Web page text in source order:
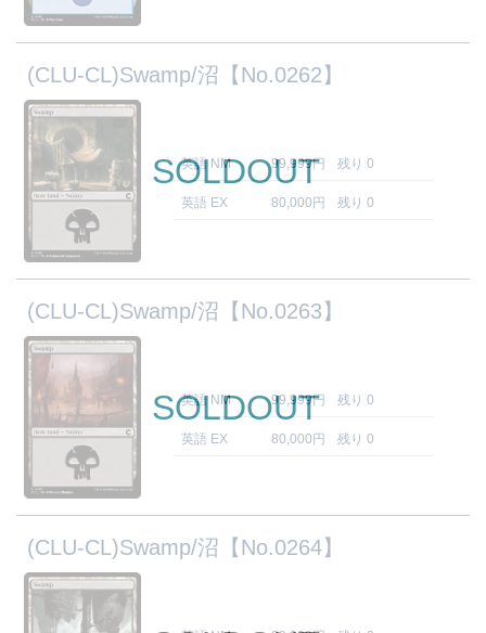
(CLU-CL)Swamp/沼【No.0262】
英語 NM 99,999円 残り 0
英語 EX 80,000円 残り 0
SOLDOUT
(CLU-CL)Swamp/沼【No.0263】
英語 NM 99,999円 残り 0
英語 EX 80,000円 残り 0
SOLDOUT
(CLU-CL)Swamp/沼【No.0264】